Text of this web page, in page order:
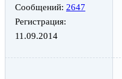
Сообщений: 2647
Регистрация:
11.09.2014